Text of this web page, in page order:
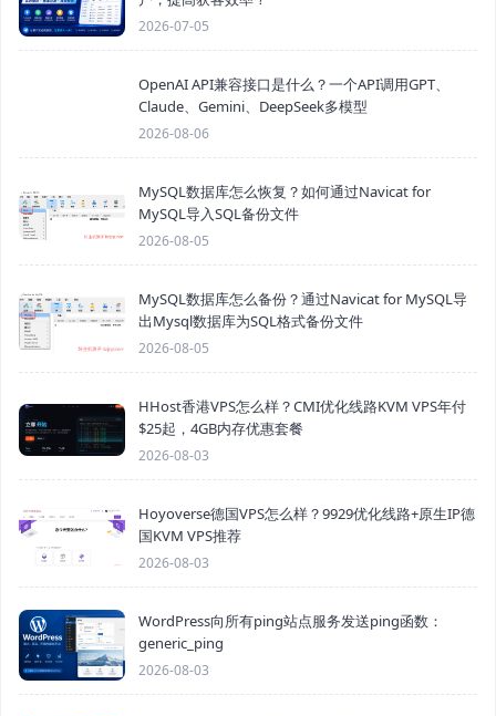
2026-07-05
OpenAI API兼容接口是什么？一个API调用GPT、
Claude、Gemini、DeepSeek多模型
2026-08-06
MySQL数据库怎么恢复？如何通过Navicat for
MySQL导入SQL备份文件
2026-08-05
MySQL数据库怎么备份？通过Navicat for MySQL导
出Mysql数据库为SQL格式备份文件
2026-08-05
HHost香港VPS怎么样？CMI优化线路KVM VPS年付
$25起，4GB内存优惠套餐
2026-08-03
Hoyoverse德国VPS怎么样？9929优化线路+原生IP德
国KVM VPS推荐
2026-08-03
WordPress向所有ping站点服务发送ping函数：
generic_ping
2026-08-03